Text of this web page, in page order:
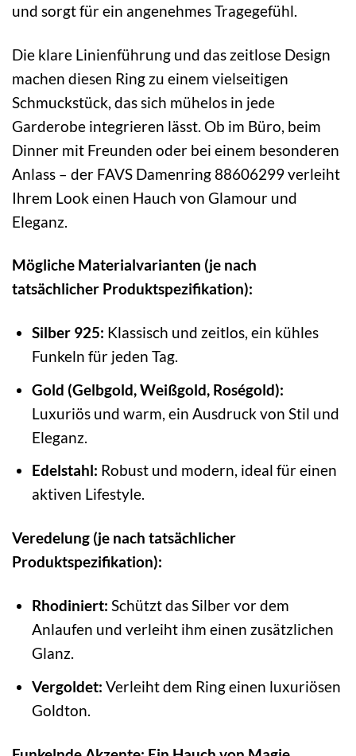
und sorgt für ein angenehmes Tragegefühl.
Die klare Linienführung und das zeitlose Design
machen diesen Ring zu einem vielseitigen
Schmuckstück, das sich mühelos in jede
Garderobe integrieren lässt. Ob im Büro, beim
Dinner mit Freunden oder bei einem besonderen
Anlass – der FAVS Damenring 88606299 verleiht
Ihrem Look einen Hauch von Glamour und
Eleganz.
Mögliche Materialvarianten (je nach
tatsächlicher Produktspezifikation):
Silber 925: Klassisch und zeitlos, ein kühles
Funkeln für jeden Tag.
Gold (Gelbgold, Weißgold, Roségold):
Luxuriös und warm, ein Ausdruck von Stil und
Eleganz.
Edelstahl: Robust und modern, ideal für einen
aktiven Lifestyle.
Veredelung (je nach tatsächlicher
Produktspezifikation):
Rhodiniert: Schützt das Silber vor dem
Anlaufen und verleiht ihm einen zusätzlichen
Glanz.
Vergoldet: Verleiht dem Ring einen luxuriösen
Goldton.